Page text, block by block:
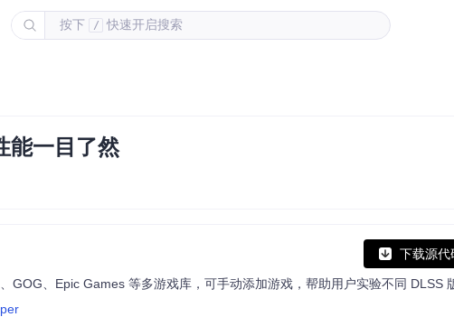
按下 / 快速开启搜索
能一目了然
下载源代